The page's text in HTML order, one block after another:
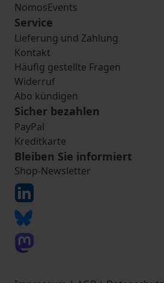
NomosEvents
Service
Lieferung und Zahlung
Kontakt
Häufig gestellte Fragen
Widerruf
Abo kündigen
Sicher bezahlen
PayPal
Kreditkarte
Bleiben Sie informiert
Shop-Newsletter